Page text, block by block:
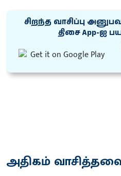
சிறந்த வாசிப்பு
திசை App-ஐ
அதிகம்